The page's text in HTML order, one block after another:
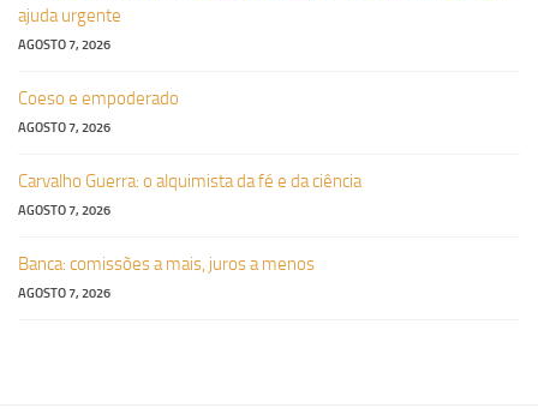
ajuda urgente
AGOSTO 7, 2026
Coeso e empoderado
AGOSTO 7, 2026
Carvalho Guerra: o alquimista da fé e da ciência
AGOSTO 7, 2026
Banca: comissões a mais, juros a menos
AGOSTO 7, 2026